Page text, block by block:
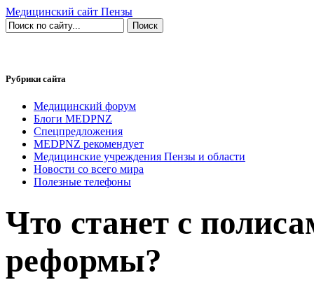
Медицинский сайт Пензы
Рубрики сайта
Медицинский форум
Блоги MEDPNZ
Спецпредложения
MEDPNZ рекомендует
Медицинские учреждения Пензы и области
Новости со всего мира
Полезные телефоны
Что станет с
реформы?